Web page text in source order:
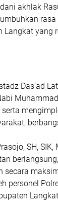
akhlak
yang
Das’ad
SH,
secara
personel